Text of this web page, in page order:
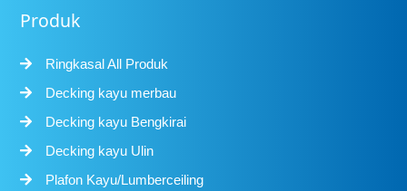
Produk
Ringkasal All Produk
Decking kayu merbau
Decking kayu Bengkirai
Decking kayu Ulin
Plafon Kayu/Lumberceiling